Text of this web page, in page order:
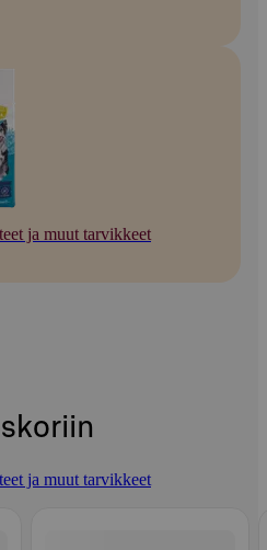
ja muut tarvikkeet
ja muut tarvikkeet